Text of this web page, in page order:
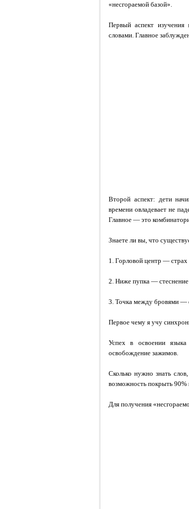
«несгораемой базой».
Первый аспект
словами. Главное
Второй аспект: дети
времени овладевает не
Главное — это
Знаете ли вы, что
1. Горловой центр — страх
2. Ниже пупка — стеснение
3. Точка между бровями —
Первое чему я учу
Успех в освоении
освобождение зажимов.
Сколько нужно знать
возможность покрыть
Для получения